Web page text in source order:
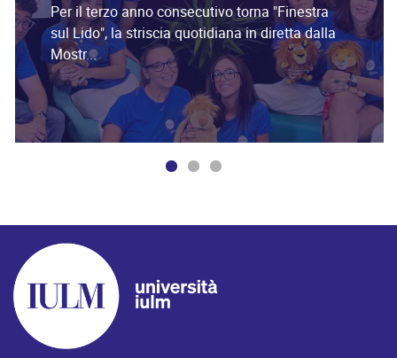
Per il terzo anno consecutivo torna "Finestra
sul Lido", la striscia quotidiana in diretta dalla
Mostr...